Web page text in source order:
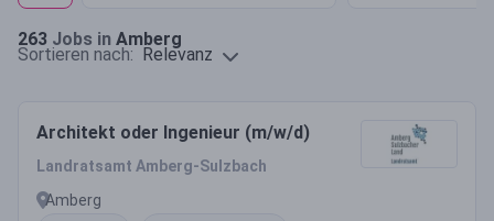
263 Jobs in Amberg
Sortieren nach: Relevanz
Architekt oder Ingenieur (m/w/d)
Landratsamt Amberg-Sulzbach
Amberg